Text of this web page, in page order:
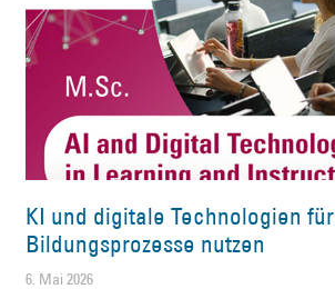
KI und digitale Technologien für
Bildungsprozesse nutzen
6. Mai 2026